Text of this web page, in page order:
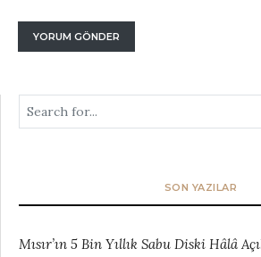
SON YAZILAR
Mısır’ın 5 Bin Yıllık Sabu Diski Hâlâ